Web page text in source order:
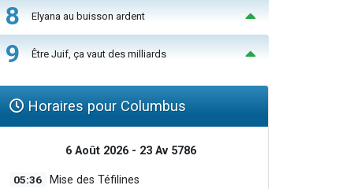
8 Elyana au buisson ardent
9 Être Juif, ça vaut des milliards
Horaires pour Columbus
6 Août 2026 - 23 Av 5786
05:36 Mise des Téfilines